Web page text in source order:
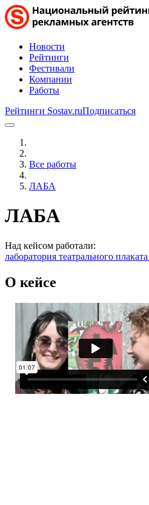
Новости
Рейтинги
Фестивали
Компании
Работы
Рейтинги Sostav.ruПодписаться
Все работы
ЛАБА
ЛАБА
Над кейсом работали:
лаборатория театрального
О кейсе